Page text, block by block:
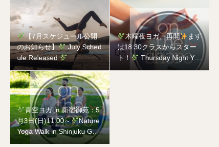
【7月スケジュール公開
のお知らせ】
July Sched
ule Released
木曜夜ヨガ、再開
まず
は18:30クラスからスター
ト！
Thursday Night Yog
a is Back
Starting with t
青空ヨガ in 新宿御苑：5
月3日(日)11:00～
Nature
Yoga Walk in Shinjuku Gyo
en National Garden on Ma